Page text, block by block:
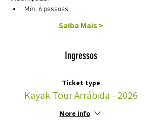
Mín. 6 pessoas
Saiba Mais >
Ingressos
Ticket type
Kayak Tour Arrábida - 2026
More info